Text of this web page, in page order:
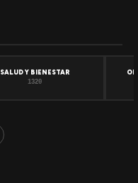
SALUD Y BIENESTAR
1320